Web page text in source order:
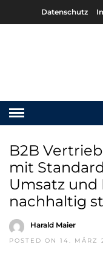
Datenschutz
B2B
mit
Umsatz
nachhaltig
Harald Maier
POSTED ON 14. MÄRZ